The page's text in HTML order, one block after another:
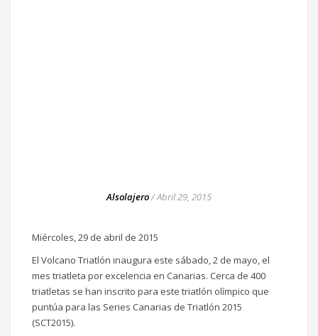
Alsolajero/Abril 29, 2015
Miércoles, 29 de abril de 2015
El Volcano Triatlón inaugura este sábado, 2 de mayo, el
mes triatleta por excelencia en Canarias. Cerca de 400
triatletas se han inscrito para este triatlón olímpico que
puntúa para las Series Canarias de Triatlón 2015
(SCT2015).